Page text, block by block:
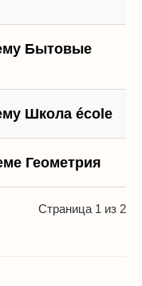
Бытовые
Школа école
Геометрия
Страница 1 из 2